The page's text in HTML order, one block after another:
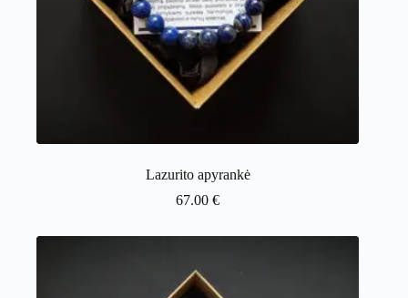
Lazurito apyrankė
67.00€